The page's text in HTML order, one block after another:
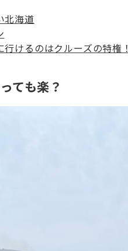
北海道
けるのはクルーズの特権！
ても楽？